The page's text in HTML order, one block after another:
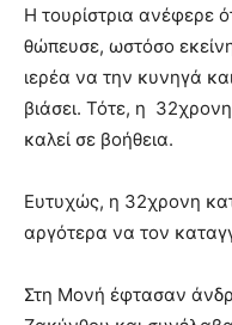
Η τουρίστρια ανέφερε
θώπευσε, ωστόσο
ιερέα να την κυνηγά
βιάσει. Τότε, η
καλεί σε βοήθεια.
Ευτυχώς, η 32χρονη
αργότερα να τον
Στη Μονή έφτασαν